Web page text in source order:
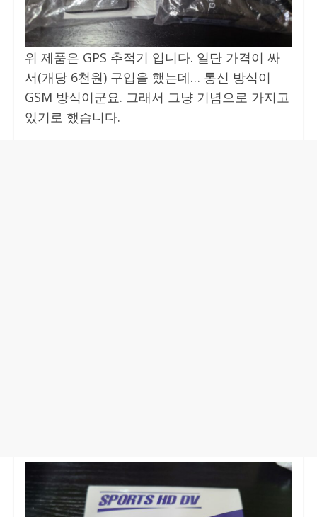
위 제품은 GPS 추적기 입니다. 일단 가격이 싸
서(개당 6천원) 구입을 했는데… 통신 방식이
GSM 방식이군요. 그래서 그냥 기념으로 가지고
있기로 했습니다.